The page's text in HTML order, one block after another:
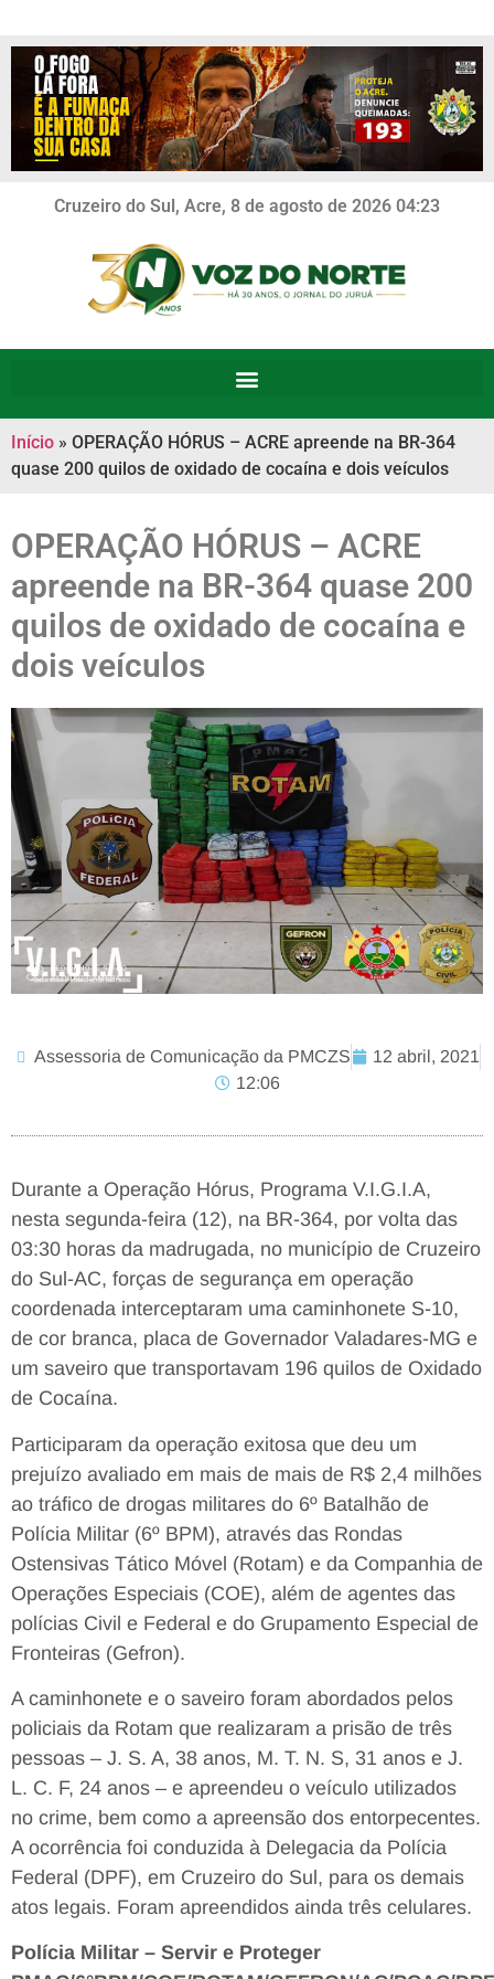
Cruzeiro do Sul, Acre, 8 de agosto de 2026 04:23
Início » OPERAÇÃO HÓRUS – ACRE apreende na BR-364
quase 200 quilos de oxidado de cocaína e dois veículos
OPERAÇÃO HÓRUS – ACRE
apreende na BR-364 quase 200
quilos de oxidado de cocaína e
dois veículos
Assessoria de Comunicação da PMCZS
12 abril, 2021
12:06
Durante a Operação Hórus, Programa V.I.G.I.A,
nesta segunda-feira (12), na BR-364, por volta das
03:30 horas da madrugada, no município de Cruzeiro
do Sul-AC, forças de segurança em operação
coordenada interceptaram uma caminhonete S-10,
de cor branca, placa de Governador Valadares-MG e
um saveiro que transportavam 196 quilos de Oxidado
de Cocaína.
Participaram da operação exitosa que deu um
prejuízo avaliado em mais de mais de R$ 2,4 milhões
ao tráfico de drogas militares do 6º Batalhão de
Polícia Militar (6º BPM), através das Rondas
Ostensivas Tático Móvel (Rotam) e da Companhia de
Operações Especiais (COE), além de agentes das
polícias Civil e Federal e do Grupamento Especial de
Fronteiras (Gefron).
A caminhonete e o saveiro foram abordados pelos
policiais da Rotam que realizaram a prisão de três
pessoas – J. S. A, 38 anos, M. T. N. S, 31 anos e J.
L. C. F, 24 anos – e apreendeu o veículo utilizados
no crime, bem como a apreensão dos entorpecentes.
A ocorrência foi conduzida à Delegacia da Polícia
Federal (DPF), em Cruzeiro do Sul, para os demais
atos legais. Foram apreendidos ainda três celulares.
Polícia Militar – Servir e Proteger